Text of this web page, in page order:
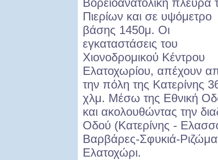
Βορειοανατολική πλευρά
Πιερίων και σε υψόμετρο
βάσης 1450μ. Οι
εγκαταστάσεις του
Χιονοδρομικού Κέντρου
Ελατοχωρίου, απέχουν
την πόλη της Κατερίνης
χλμ. Μέσω της Εθνική
και ακολουθώντας την
Οδού (Κατερίνης -
Βαρβάρες-Σφυκιά-
Ελατοχώρι.